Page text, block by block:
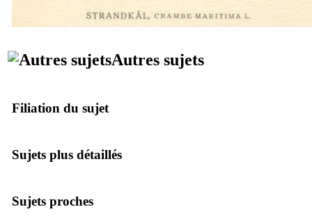
Autres sujets
Filiation du sujet
Sujets plus détaillés
Sujets proches